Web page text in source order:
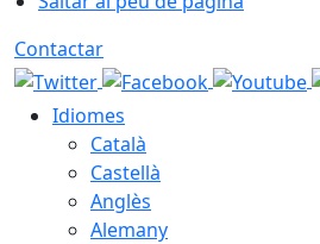
Contactar
Idiomes
Català
Castellà
Anglès
Alemany